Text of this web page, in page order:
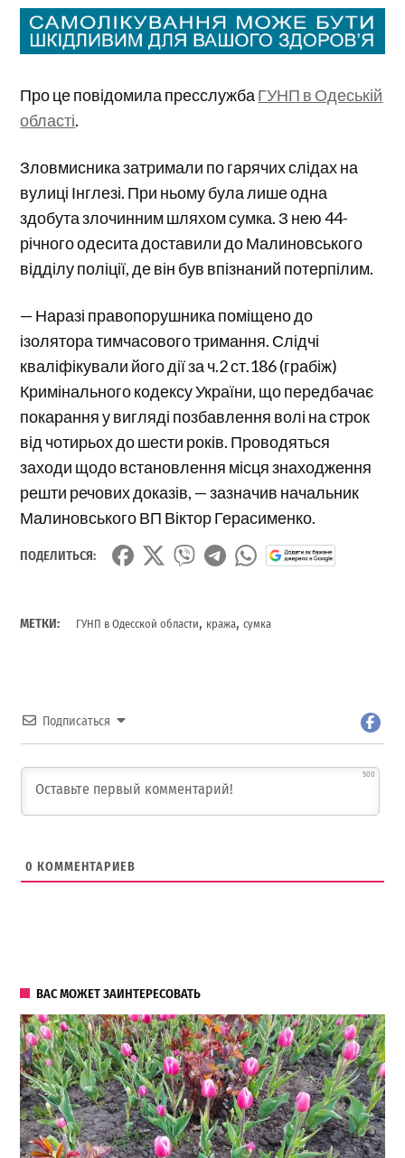
Про це повідомила пресслужбаГУНП в Одеській
області.
Зловмисника затримали по гарячих слідах на
вулиці Інглезі. При ньому була лише одна
здобута злочинним шляхом сумка. З нею 44-
річного одесита доставили до Малиновського
відділу поліції, де він був впізнаний потерпілим.
— Наразі правопорушника поміщено до
ізолятора тимчасового тримання. Слідчі
кваліфікували його дії за ч.2 ст.186 (грабіж)
Кримінального кодексу України, що передбачає
покарання у вигляді позбавлення волі на строк
від чотирьох до шести років. Проводяться
заходи щодо встановлення місця знаходження
решти речових доказів, — зазначив начальник
Малиновського ВП Віктор Герасименко.
ПОДЕЛИТЬСЯ:
МЕТКИ: ГУНП в Одесской области, кража,сумка
Подписаться
500
0 КОММЕНТАРИЕВ
ВАС МОЖЕТ ЗАИНТЕРЕСОВАТЬ